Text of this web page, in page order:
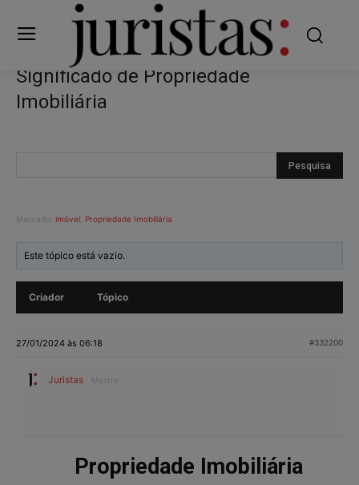
Significado de Propriedade
Imobiliária
Marcado: imóvel Propriedade Imobiliária
Este tópico está vazio.
Criador Tópico
27/01/2024 às 06:18 #332200
Juristas Mestre
Propriedade Imobiliária